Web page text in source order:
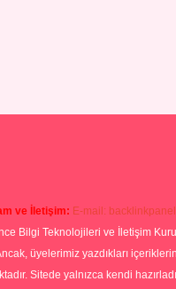
ve İletişim: E-mail:
Bilgi Teknolojileri ve İletişim
üyelerimiz yazdıkları
Sitede yalnızca kendi